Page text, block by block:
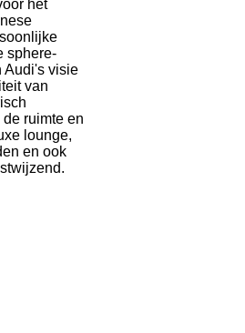
het
sphere-
Audi's visie
van
ruimte en
lounge,
en ook